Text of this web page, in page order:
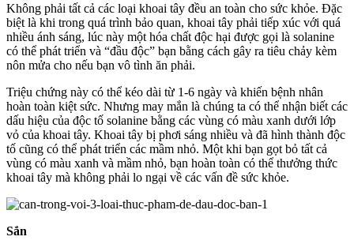
Không phải tất cả các loại khoai tây đều an toàn cho sức khỏe. Đặc
biệt là khi trong quá trình bảo quan, khoai tây phải tiếp xúc với quá
nhiều ánh sáng, lúc này một hóa chất độc hại được gọi là solanine
có thể phát triển và “đầu độc” bạn bằng cách gây ra tiêu chảy kèm
nôn mửa cho nếu bạn vô tình ăn phải.
Triệu chứng này có thể kéo dài từ 1-6 ngày và khiến bệnh nhân
hoàn toàn kiệt sức. Nhưng may mắn là chúng ta có thể nhận biết các
dấu hiệu của độc tố solanine bằng các vùng có màu xanh dưới lớp
vỏ của khoai tây. Khoai tây bị phơi sáng nhiều và đã hình thành độc
tố cũng có thể phát triển các mầm nhỏ. Một khi bạn gọt bỏ tất cả
vùng có màu xanh và mầm nhỏ, bạn hoàn toàn có thể thưởng thức
khoai tây mà không phải lo ngại về các vấn đề sức khỏe.
Sắn